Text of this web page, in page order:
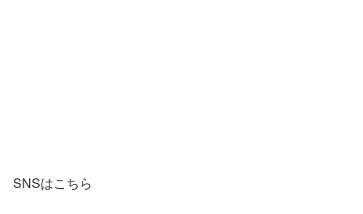
SNSはこちら